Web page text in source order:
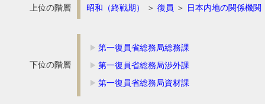
上位の階層 昭和（終戦期） ＞ 復員 ＞ 日本内地の関係機関
下位の階層
第一復員省総務局総務課
第一復員省総務局渉外課
第一復員省総務局資材課